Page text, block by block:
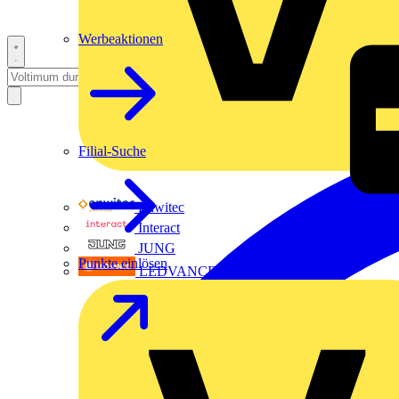
Enwitec
Interact
JUNG
LEDVANCE
Werbeaktionen
Filial-Suche
Punkte einlösen